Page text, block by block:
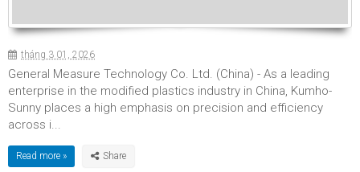
tháng 3 01, 2026
General Measure Technology Co. Ltd. (China) - As a leading
enterprise in the modified plastics industry in China, Kumho-
Sunny places a high emphasis on precision and efficiency
across i...
Read more »